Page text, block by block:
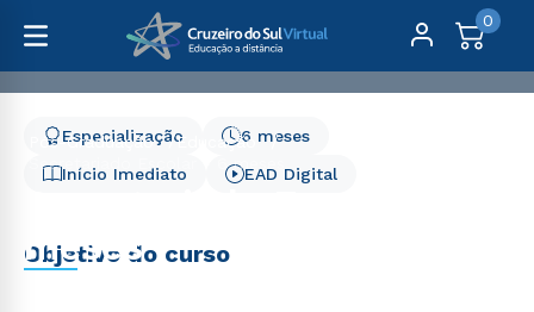
0
Pós-Graduação
Educação
Secretariado Escolar - 6 meses
meses
Início Imediato
6 meses
Especialização
EAD Digital
Objetivo do curso